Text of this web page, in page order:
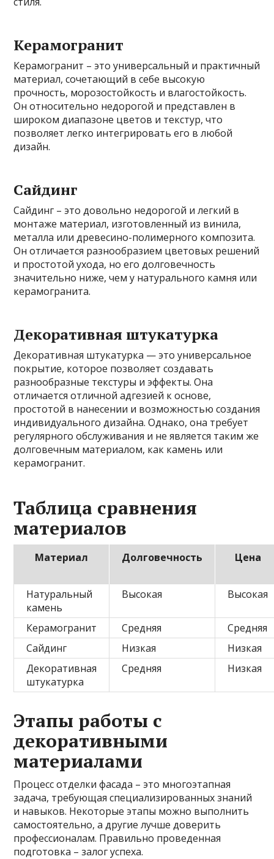
Керамогранит
Керамогранит – это универсальный и практичный
материал, сочетающий в себе высокую
прочность, морозостойкость и влагостойкость.
Он относительно недорогой и представлен в
широком диапазоне цветов и текстур, что
позволяет легко интегрировать его в любой
дизайн.
Сайдинг
Сайдинг – это довольно недорогой и легкий в
монтаже материал, изготовленный из винила,
металла или древесино-полимерного композита.
Он отличается разнообразием цветовых решений
и простотой ухода, но его долговечность
значительно ниже, чем у натурального камня или
керамогранита.
Декоративная штукатурка
Декоративная штукатурка — это универсальное
покрытие, которое позволяет создавать
разнообразные текстуры и эффекты. Она
отличается отличной адгезией к основе,
простотой в нанесении и возможностью создания
индивидуального дизайна. Однако, она требует
регулярного обслуживания и не является таким же
долговечным материалом, как камень или
керамогранит.
Таблица сравнения
материалов
Материал Долговечность Цена
Натуральный
камень
Высокая Высокая
Керамогранит Средняя
Средняя
Сайдинг
Низкая
Низкая
Декоративная
штукатурка
Средняя Низкая
Этапы работы с
декоративными
материалами
Процесс отделки фасада – это многоэтапная
задача, требующая специализированных знаний
и навыков. Некоторые этапы можно выполнить
самостоятельно, а другие лучше доверить
профессионалам. Правильно проведенная
подготовка – залог успеха.